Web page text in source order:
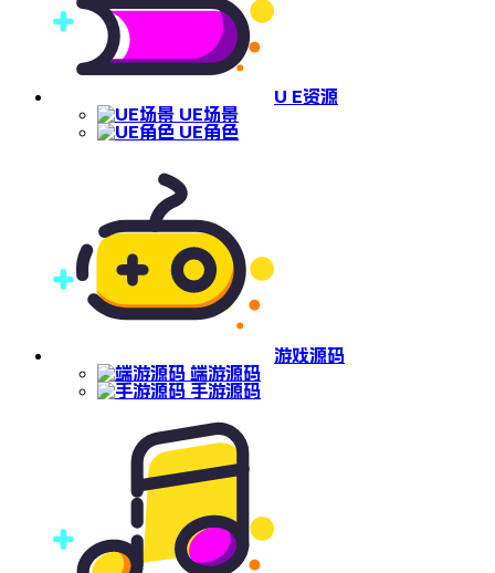
U E资源
UE场景
UE角色
游戏源码
端游源码
手游源码